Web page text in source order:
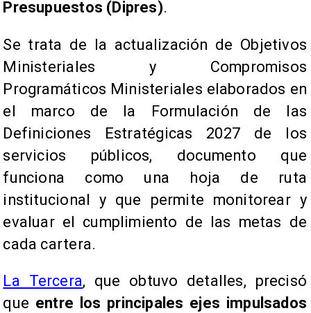
Presupuestos (Dipres).
Se trata de la actualización de Objetivos
Ministeriales y Compromisos
Programáticos Ministeriales elaborados en
el marco de la Formulación de las
Definiciones Estratégicas 2027 de los
servicios públicos, documento que
funciona como una hoja de ruta
institucional y que permite monitorear y
evaluar el cumplimiento de las metas de
cada cartera.
La Tercera, que obtuvo detalles, precisó
que entre los principales ejes impulsados